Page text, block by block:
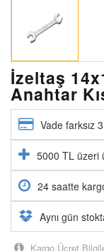
İzeltaş
Anahtar
Vade farksız
5000 TL üzeri
24 saatte
Aynı gün
Kargo Ücret